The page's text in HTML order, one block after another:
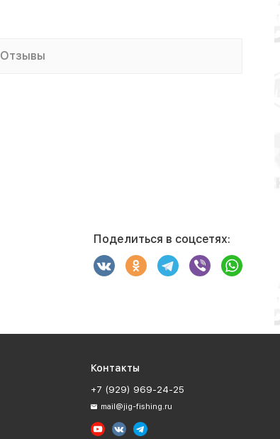
Отзывы
Поделиться в соцсетях:
Контакты
+7 (929) 969-24-25
mail@jig-fishing.ru